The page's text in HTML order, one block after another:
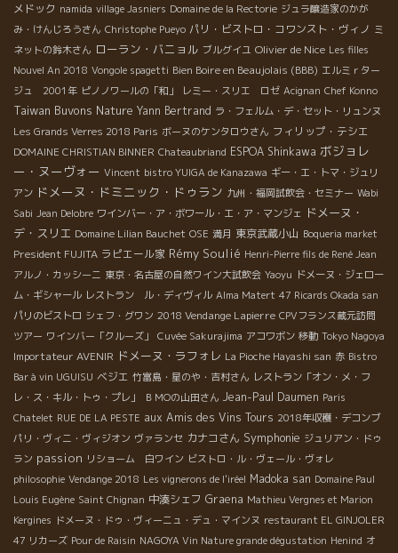
メドック namida village Jasniers Domaine de la Rectorie ジュラ醸造家のかが
み・けんじろうさん Christophe Pueyo パリ・ビストロ・コワンスト・ヴィノ ミ
ネットの鈴木さん ローラン・バニョル ブルグイユ Olivier de Nice Les filles
Nouvel An 2018 Vongole spagetti Bien Boire en Beaujolais (BBB) エルミｒター
ジュ 2001年 ピノノワールの「和」 レミー・スリエ ロゼ Acignan Chef Konno
Taiwan Buvons Nature Yann Bertrand ラ・フェルム・デ・セット・リュンヌ
Les Grands Verres 2018 Paris ボーヌのケンタロウさん フィリップ・テシエ
DOMAINE CHRISTIAN BINNER Chateaubriand ESPOA Shinkawa ボジョレ
ー・ヌーヴォー Vincent bistro YUIGA de Kanazawa ギー・エ・トマ・ジュリ
アン ドメーヌ・ドミニック・ドゥラン 九州・福岡試飲会・セミナー Wabi
Sabi Jean Delobre ワインバー・ア・ボワール・エ・ア・マンジェ ドメーヌ・
デ・スリエ Domaine Lilian Bauchet OSE 満月 東京武蔵小山 Boqueria market
President FUJITA ラピエール家 Rémy Soulié Henri-Pierre fils de René Jean
アルノ・カッシーニ 東京・名古屋の自然ワイン大試飲会 Yaoyu ドメーヌ・ジェロー
ム・ギシャール レストラン ル・ディヴィル Alma Matert 47 Ricards Okada san
パリのビストロ シェフ・グワン 2018 Vendange Lapierre CPVフランス蔵元訪問
ツアー ワインバー「クルーズ」 Cuvée Sakurajima アコワボン 移動 Tokyo Nagoya
Importateur AVENIR ドメーヌ・ラフォレ La Pioche Hayashi san 赤 Bistro
Bar à vin UGUISU ベジエ 竹富島・星のや・吉村さん レストラン「オン・メ・フ
レ・ス・キル・トゥ・プレ」
ＢＭОの山田さん Jean-Paul Daumen Paris
Chatelet RUE DE LA PESTE aux Amis des Vins Tours 2018年収穫・デコンブ
パリ・ヴィニ・ヴィジオン ヴァランセ カナコさん Symphonie ジュリアン・ドゥ
ラン passion リショーム 白ワイン ビストロ・ル・ヴェール・ヴォレ
philosophie Vendange 2018 Les vignerons de l'iréel Madoka san Domaine Paul
Louis Eugène Saint Chignan 中湊シェフ Graena Mathieu Vergnes et Marion
Kergines ドメーヌ・ドゥ・ヴィーニュ・デュ・マインヌ restaurant EL GINJOLER
47 リカーズ Pour de Raisin NAGOYA Vin Nature grande dégustation Henind オ